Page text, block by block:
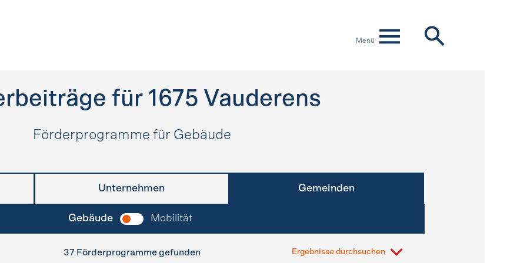
Menü
für 1675 Vauderens
Förderprogramme für Gebäude
Unternehmen Gemeinden
Gebäude Mobilität
37 Förderprogramme gefunden Ergebnisse durchsuchen